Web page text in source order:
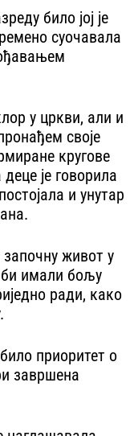
било јој је
суочавала
у цркви, али и
своје
кругове
је говорила
и унутар
живот у
би имали бољу
ради, како
приоритет о
завршена